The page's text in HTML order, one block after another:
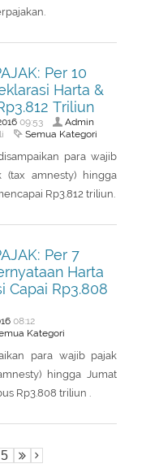
Per 10
Harta &
Triliun
09:53 Admin
Semua Kategori
para wajib
(tax amnesty) hingga
Rp3.812 triliun.
Per 7
Harta
Capai Rp3.808
08:12
Kategori
para wajib pajak
hingga Jumat
Rp3.808 triliun .
5